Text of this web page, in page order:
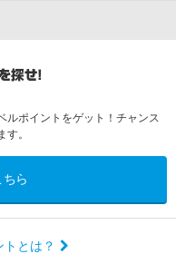
ルポイントをゲット！チャンス
。
ら
とは？